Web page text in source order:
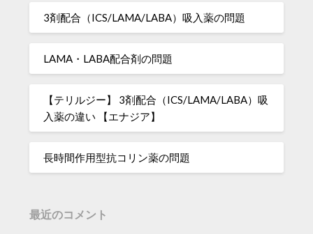
3剤配合（ICS/LAMA/LABA）吸入薬の問題
LAMA・LABA配合剤の問題
【テリルジー】 3剤配合（ICS/LAMA/LABA）吸
入薬の違い 【エナジア】
長時間作用型抗コリン薬の問題
最近のコメント